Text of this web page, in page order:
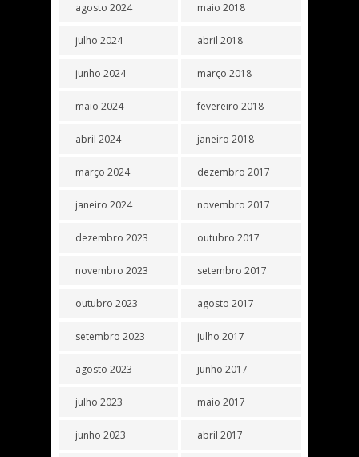
agosto 2024
julho 2024
junho 2024
maio 2024
abril 2024
março 2024
janeiro 2024
dezembro 2023
novembro 2023
outubro 2023
setembro 2023
agosto 2023
julho 2023
junho 2023
maio 2018
abril 2018
março 2018
fevereiro 2018
janeiro 2018
dezembro 2017
novembro 2017
outubro 2017
setembro 2017
agosto 2017
julho 2017
junho 2017
maio 2017
abril 2017